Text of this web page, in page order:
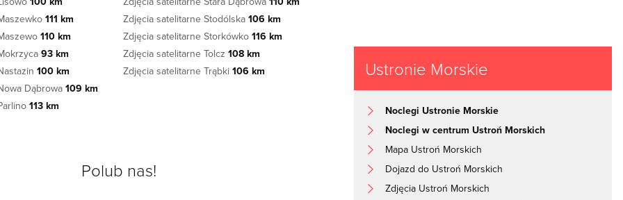
111 km
110 km
93 km
100 km
Dąbrowa109 km
113 km
Zdjęcia satelitarne Stodólska 106 km
Zdjęcia satelitarne Storkówko 116 km
Zdjęcia satelitarne Tolcz 108 km
Zdjęcia satelitarne Trąbki 106 km
Polub nas!
Ustronie Morskie
Noclegi Ustronie Morskie
Noclegi w centrum Ustroń Morskich
Mapa Ustroń Morskich
Dojazd do Ustroń Morskich
Zdjęcia Ustroń Morskich